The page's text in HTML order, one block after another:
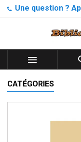
Une question ?

CATÉGORIES